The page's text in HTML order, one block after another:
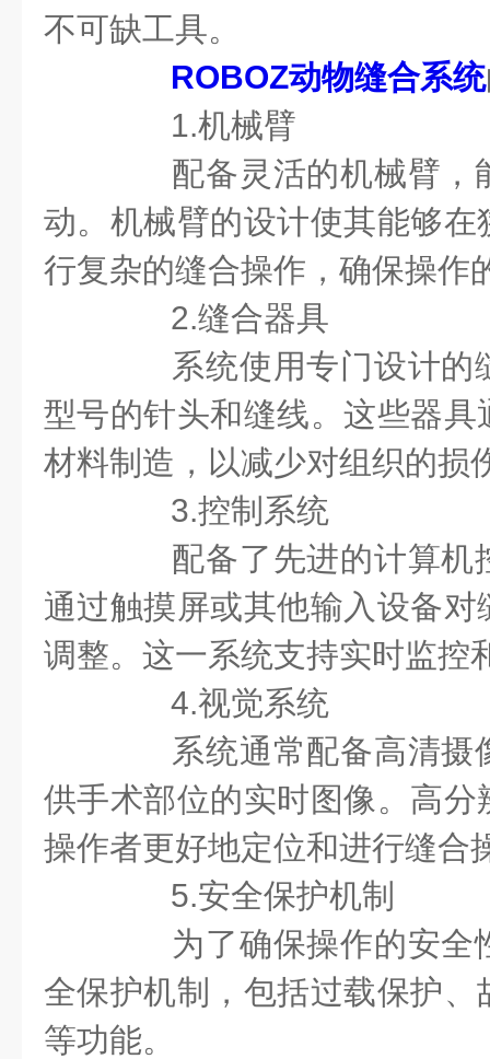
不可缺工具。
ROBOZ动物缝合系统
1.机械臂
配备灵活的机械臂，
动。机械臂的设计使其能够
行复杂的缝合操作，确保操作
2.缝合器具
系统使用专门设计的
型号的针头和缝线。这些器
材料制造，以减少对组织的损
3.控制系统
配备了先进的计算机
通过触摸屏或其他输入设备
调整。这一系统支持实时监控
4.视觉系统
系统通常配备高清摄
供手术部位的实时图像。高
操作者更好地定位和进行缝合
5.安全保护机制
为了确保操作的安全
全保护机制，包括过载保护
等功能。